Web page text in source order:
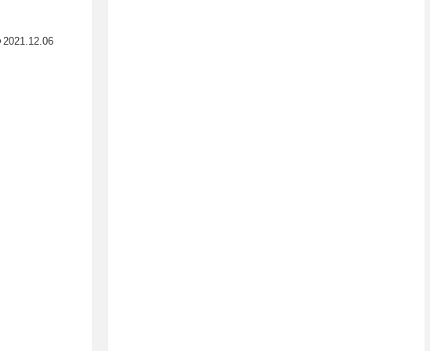
2021.12.06